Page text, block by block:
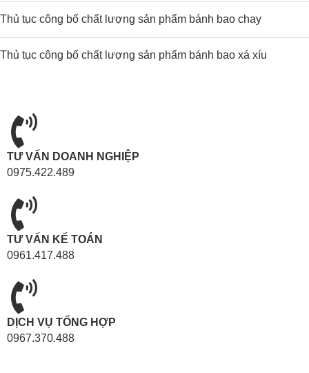
Thủ tục công bố chất lượng sản phẩm bánh bao chay
Thủ tục công bố chất lượng sản phẩm bánh bao xá xíu
TƯ VẤN DOANH NGHIỆP
0975.422.489
TƯ VẤN KẾ TOÁN
0961.417.488
DỊCH VỤ TỔNG HỢP
0967.370.488